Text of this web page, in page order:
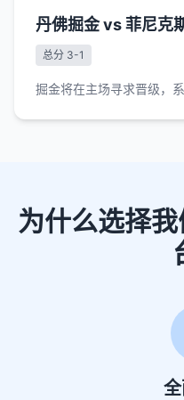
丹佛掘金 vs 菲尼克
总分 3-1
掘金将在主场寻求晋级，
为什么选择